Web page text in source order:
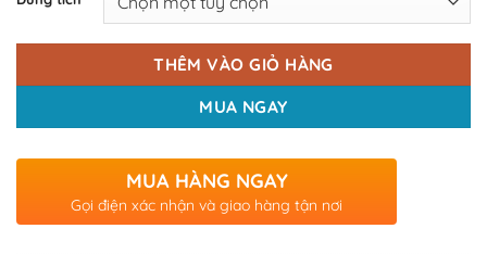
THÊM VÀO GIỎ HÀNG
MUA NGAY
MUA HÀNG NGAY
Gọi điện xác nhận và giao hàng tận nơi